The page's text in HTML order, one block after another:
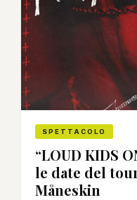
SPETTACOLO
“LOUD KIDS
le date del
Måneskin